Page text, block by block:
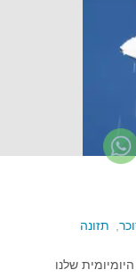
, תזונה
שלנו